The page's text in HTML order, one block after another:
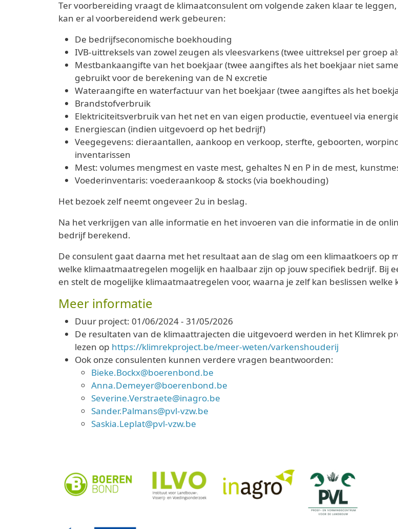
Ter voorbereiding vraagt de klimaatconsulent om volgende zaken klaar te
kan er al voorbereidend werk gebeuren:
De bedrijfseconomische boekhouding
IVB-uittreksels van zowel zeugen als vleesvarkens (twee uittreksel per groep
Mestbankaangifte van het boekjaar (twee aangiftes als het boekjaar niet
gebruikt voor de berekening van de N excretie
Wateraangifte en waterfactuur van het boekjaar (twee aangiftes als het
Brandstofverbruik
Elektriciteitsverbruik van het net en van eigen productie, eventueel via
Energiescan (indien uitgevoerd op het bedrijf)
Veegegevens: dieraantallen, aankoop en verkoop, sterfte, geboorten,
inventarissen
Mest: volumes mengmest en vaste mest, gehaltes N en P in de mest,
Voederinventaris: voederaankoop & stocks (via boekhouding)
Het bezoek zelf neemt ongeveer 2u in beslag.
Na het verkrijgen van alle informatie en het invoeren van die informatie in de
bedrijf berekend.
De consulent gaat daarna met het resultaat aan de slag om een klimaatkoers op
welke klimaatmaatregelen mogelijk en haalbaar zijn op jouw specifiek bedrijf. Bij
en stelt de mogelijke klimaatmaatregelen voor, waarna je zelf kan beslissen
Meer informatie
Duur project: 01/06/2024 - 31/05/2026
De resultaten van de klimaattrajecten die uitgevoerd werden in het Klimrek
lezen op https://klimrekproject.be/meer-weten/varkenshouderij
Ook onze consulenten kunnen verdere vragen beantwoorden:
Bieke.Bockx@boerenbond.be
Anna.Demeyer@boerenbond.be
Severine.Verstraete@inagro.be
Sander.Palmans@pvl-vzw.be
Saskia.Leplat@pvl-vzw.be